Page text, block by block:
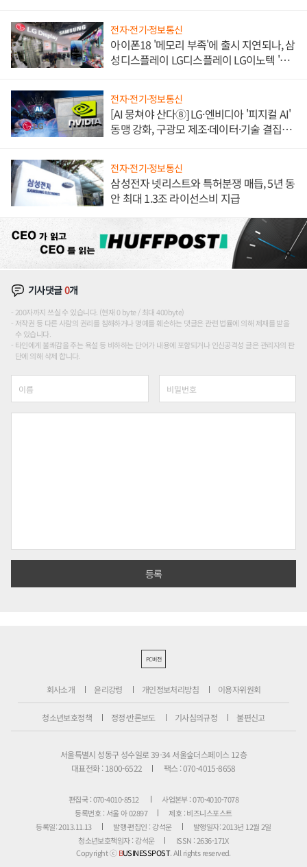
전자·전기·정보통신
아이폰18 '메모리 부족'에 출시 지연되나, 삼
성디스플레이 LG디스플레이 LG이노텍 '탈
전자·전기·정보통신
[AI 뭉쳐야 산다⑧] LG·엔비디아 '피지컬 AI'
동맹 강화, 구광모 제조·데이터·기술 결집
전자·전기·정보통신
삼성전자 넷리스트와 특허분쟁 매듭, 5년 동
안 최대 1.3조 라이선스비 지급
기사댓글0개
200자까지 쓰실 수 있습니다. (현재 0 byte / 최대 400byte)
저작권 등 다른 사람의 권리를 침해하거나 명예를 훼손하는 댓글은 관련 법률에 의해 제재를 받을
수 있습니다.
타인에게 불쾌감을 주는 욕설 등 비하하는 단어가 내용에 포함되거나 인신공격성 글은 관리자의 판
단에 의해 삭제 합니다.
PC버전
회사소개 윤리강령 개인정보처리방침 이용자위원회
청소년보호정책 정정·반론보도 기사심의규정 불편신고
서울특별시 성동구 성수일로 39-34 서울숲더스페이스 12층
대표전화 : 1800-6522
팩스 : 070-4015-8658
편집국 : 070-4010-8512
사업본부 : 070-4010-7078
등록번호 : 서울 아 02897
제호 : 비즈니스포스트
등록일: 2013.11.13
발행·편집인 : 강석운
발행일자: 2013년 12월 2일
청소년보호책임자 : 강석운
ISSN : 2636-171X
Copyright ⓒBUSINESSPOST. All rights reserved.